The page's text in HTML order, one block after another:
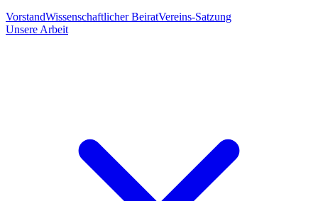
VorstandWissenschaftlicher BeiratVereins-Satzung
Unsere Arbeit